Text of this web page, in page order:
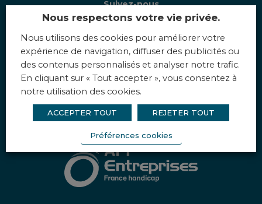
Suivez-nous
Instagram
[instagram-feed feed=1]
Nous respectons votre vie privée.
Nous utilisons des cookies pour améliorer votre
expérience de navigation, diffuser des publicités ou
des contenus personnalisés et analyser notre trafic.
En cliquant sur « Tout accepter », vous consentez à
notre utilisation des cookies.
ACCEPTER TOUT REJETER TOUT
Préférences cookies